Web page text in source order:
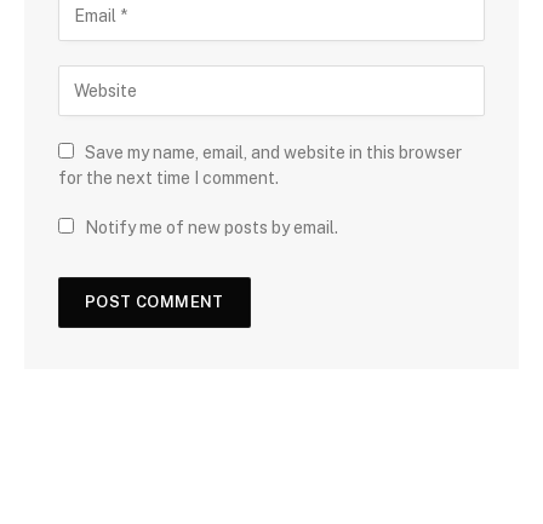
Save my name, email, and website in this browser
for the next time I comment.
Notify me of new posts by email.